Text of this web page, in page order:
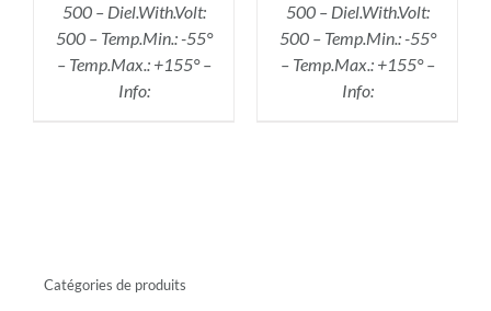
500 – Diel.With.Volt:
500 – Temp.Min.: -55°
– Temp.Max.: +155° –
Info:
500 – Diel.With.Volt:
500 – Temp.Min.: -55°
– Temp.Max.: +155° –
Info:
Catégories de produits